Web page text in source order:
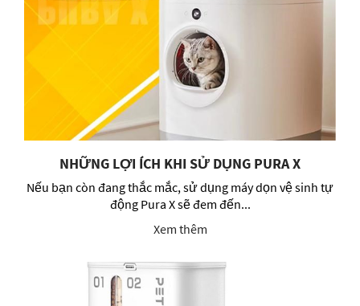
NHỮNG LỢI ÍCH KHI SỬ DỤNG PURA X
Nếu bạn còn đang thắc mắc, sử dụng máy dọn vệ sinh tự
động Pura X sẽ đem đến...
Xem thêm